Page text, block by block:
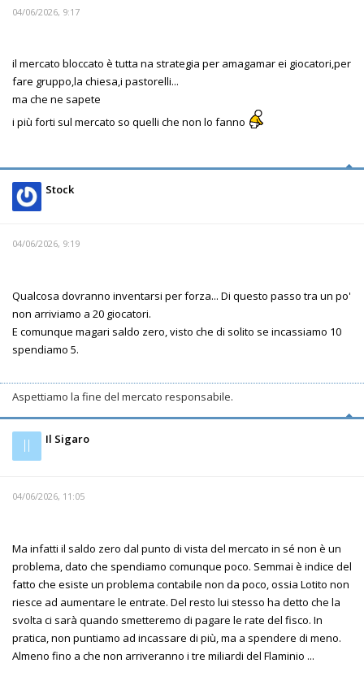
04/06/2026, 9:17
il mercato bloccato è tutta na strategia per amagamar ei giocatori,per
fare gruppo,la chiesa,i pastorelli...
ma che ne sapete
i più forti sul mercato so quelli che non lo fanno
Stock
04/06/2026, 9:19
Qualcosa dovranno inventarsi per forza... Di questo passo tra un po'
non arriviamo a 20 giocatori.
E comunque magari saldo zero, visto che di solito se incassiamo 10
spendiamo 5.
Aspettiamo la fine del mercato responsabile.
Il Il Sigaro
04/06/2026, 11:05
Ma infatti il saldo zero dal punto di vista del mercato in sé non è un
problema, dato che spendiamo comunque poco. Semmai è indice del
fatto che esiste un problema contabile non da poco, ossia Lotito non
riesce ad aumentare le entrate. Del resto lui stesso ha detto che la
svolta ci sarà quando smetteremo di pagare le rate del fisco. In
pratica, non puntiamo ad incassare di più, ma a spendere di meno.
Almeno fino a che non arriveranno i tre miliardi del Flaminio ...